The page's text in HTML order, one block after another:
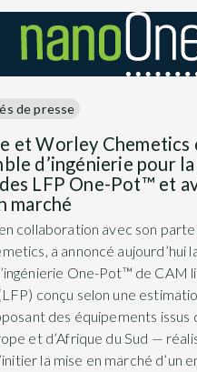
de presse
et Worley
d’ingénierie pour
LFP One-Pot™ et
marché
collaboration avec son
a annoncé aujourd’hui
One-Pot™ de CAM
conçu selon une
des équipements issus
et d’Afrique du Sud —
la mise en marché d’un